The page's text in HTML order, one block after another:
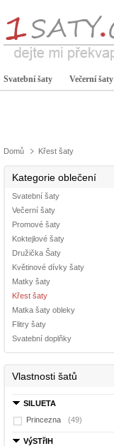
Svatební šaty Večerní šaty
Domů Křest šaty
Kategorie oblečení
Svatební šaty
Večerní šaty
Promové šaty
Koktejlové šaty
Družička Šaty
Květinové dívky šaty
Matky šaty
Křest šaty
Matka šaty obleky
Flitry šaty
Svatební doplňky
Vlastnosti šatů
SILUETA
Princezna
(49)
VýSTřIH